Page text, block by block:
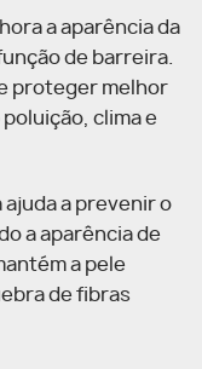
a aparência da
de barreira.
proteger melhor
clima e
ajuda a prevenir o
a aparência de
a pele
de fibras